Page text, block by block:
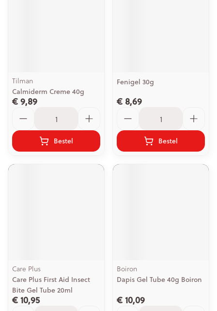
Tilman
Calmiderm Creme 40g
€ 9,89
Bestel
Fenigel 30g
€ 8,69
Bestel
Care Plus
Care Plus First Aid Insect
Bite Gel Tube 20ml
€ 10,95
Boiron
Dapis Gel Tube 40g Boiron
€ 10,09